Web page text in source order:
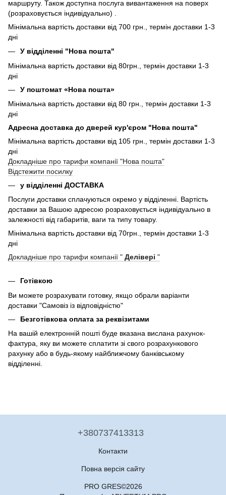
маршруту. Також доступна послуга вивантаження на поверх
(розраховується індивідуально) .
Мінімальна вартість доставки від 700 грн., термін доставки 1-3
дні
У відділенні "Нова пошта"
Мінімальна вартість доставки від 80грн., термін доставки 1-3
дні
У поштомат «Нова пошта»
Мінімальна вартість доставки від 80 грн., термін доставки 1-3
дні
Адресна доставка до дверей кур'єром "Нова пошта"
Мінімальна вартість доставки від 105 грн., термін доставки 1-3
дні
Докладніше про тарифи компанії "Нова пошта"
Відстежити посилку
у відділенні ДОСТАВКА
Послуги доставки сплачуються окремо у відділенні. Вартість
доставки за Вашою адресою розраховується індивідуально в
залежності від габаритів, ваги та типу товару.
Мінімальна вартість доставки від 70грн., термін доставки 1-3
дні
Докладніше про тарифи компанії " Делівері "
Готівкою
Ви можете розрахувати готовку, якщо обрали варіанти
доставки "Самовіз із відповідністю"
Безготівкова оплата за реквізитами
На вашій електронній пошті буде вказана вислана рахунок-
фактура, яку ви можете сплатити зі свого розрахункового
рахунку або в будь-якому найближчому банківському
відділенні.
+380737413313
Контакти
Повна версія сайту
PRO GRES©2026